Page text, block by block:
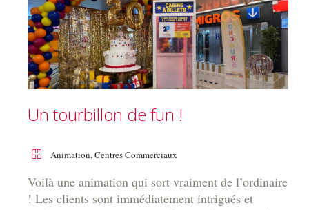
Un tourbillon de fun !
Animation,Centres Commerciaux
Voilà une animation qui sort vraiment de l’ordinaire
! Les clients sont immédiatement intrigués et